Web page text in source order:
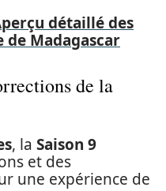
détaillé des
Madagascar
de la
, la Saison 9
et des
une expérience de